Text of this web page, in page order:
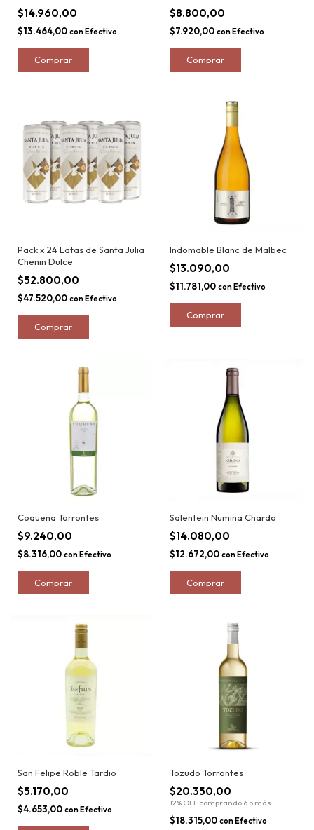
$14.960,00
$13.464,00 conEfectivo
$8.800,00
$7.920,00 conEfectivo
Pack x 24 Latas de Santa Julia
Chenin Dulce
$52.800,00
$47.520,00 con Efectivo
Indomable Blanc de Malbec
$13.090,00
$11.781,00 con Efectivo
Coquena Torrontes
$9.240,00
$8.316,00 conEfectivo
Salentein Numina Chardo
$14.080,00
$12.672,00 conEfectivo
San Felipe Roble Tardio
$5.170,00
$4.653,00 con Efectivo
Tozudo Torrontes
$20.350,00
12% OFF comprando 6 o más
$18.315,00 con Efectivo